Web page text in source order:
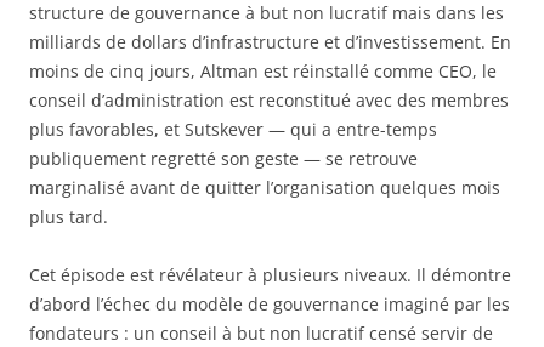
structure de gouvernance à but non lucratif mais dans les
milliards de dollars d’infrastructure et d’investissement. En
moins de cinq jours, Altman est réinstallé comme CEO, le
conseil d’administration est reconstitué avec des membres
plus favorables, et Sutskever — qui a entre-temps
publiquement regretté son geste — se retrouve
marginalisé avant de quitter l’organisation quelques mois
plus tard.
Cet épisode est révélateur à plusieurs niveaux. Il démontre
d’abord l’échec du modèle de gouvernance imaginé par les
fondateurs : un conseil à but non lucratif censé servir de